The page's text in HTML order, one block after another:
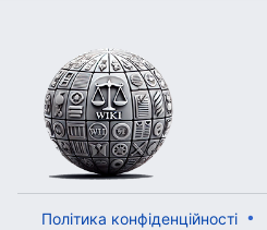
Політика конфіденційності